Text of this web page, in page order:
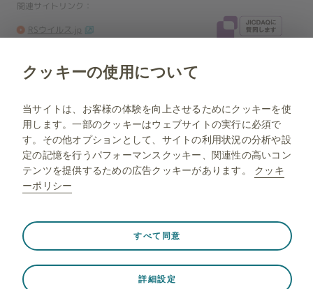
関連サイトリンク：
RSウイルス.jp
NP-JP-NA-WCNT-210045 2026.07
当ウェブサイトは、日本国内に居住している方を対象に制作されていま
す。
© 2026 GlaxoSmithKline K.K. All rights reserved.
クッキーの使用について
当サイトは、お客様の体験を向上させるためにクッキーを使
用します。一部のクッキーはウェブサイトの実行に必須で
す。その他オプションとして、サイトの利用状況の分析や設
定の記憶を行うパフォーマンスクッキー、関連性の高いコン
テンツを提供するための広告クッキーがあります。 クッキ
ーポリシー
Strictly necessary（必須） ❮
タグの設定の管理、ウェブサイトのセキュリティの保護な
ど、ウェブサイトが適切に機能するために必要です。さら
詳細設定
すべて同意